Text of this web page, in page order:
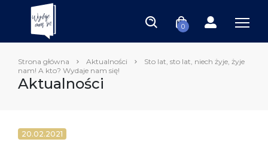
0
Strona główna Aktualności
Sto lat, sto lat, niech żyje, żyje
nam! A kto? Wydaje nam się!
Aktualności
20.02.2021